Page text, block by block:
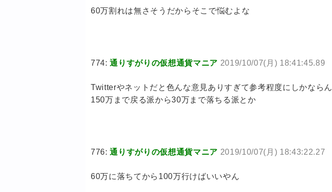
60万割れは無さそうだからそこで悩むよな
774:通りすがりの仮想通貨マニア 2019/10/07(月) 18:41:45.89
Twitterやネットだと色んな意見ありすぎて参考程度にしかならん
150万まで戻る派から30万まで落ちる派とか
776:通りすがりの仮想通貨マニア 2019/10/07(月) 18:43:22.27
60万に落ちてから100万行けばいいやん